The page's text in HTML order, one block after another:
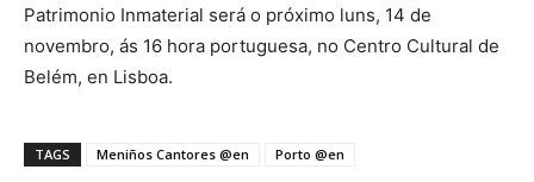
Patrimonio Inmaterial será o próximo luns, 14 de
novembro, ás 16 hora portuguesa, no Centro Cultural de
Belém, en Lisboa.
TAGS Meniños Cantores @en Porto @en